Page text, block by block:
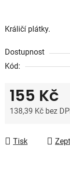
Králičí plátky.
Dostupnost
Kód:
155 Kč
138,39 Kč bez
Tisk